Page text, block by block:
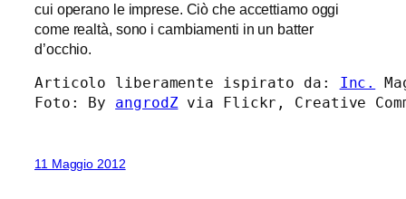
cui operano le imprese. Ciò che accettiamo oggi
come realtà, sono i cambiamenti in un batter
d’occhio.
Articolo liberamente ispirato da: Inc.
Foto: By angrodZ via Flickr, Creative
11 Maggio 2012